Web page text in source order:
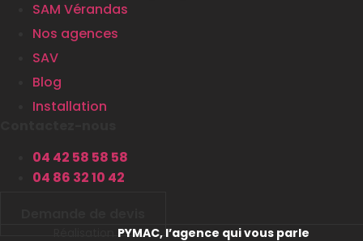
SAM Vérandas
Nos agences
SAV
Blog
Installation
04 42 58 58 58
04 86 32 10 42
PYMAC, l’agence qui vous parle